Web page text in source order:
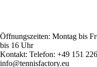
Öffnungszeiten: Montag bis
bis 16 Uhr
Kontakt: Telefon: +49 151
info@tennisfactory.eu